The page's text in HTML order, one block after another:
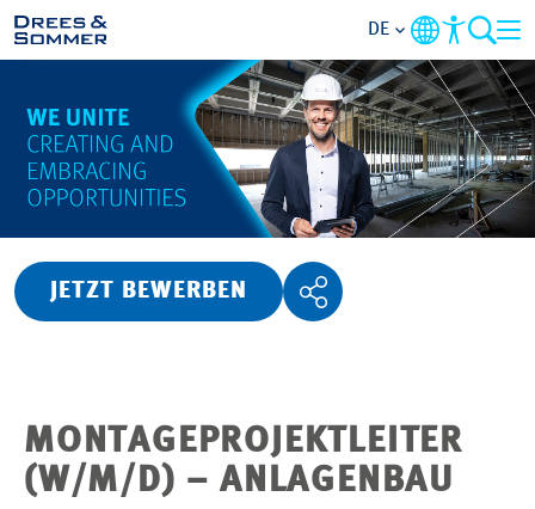
ÜBERSICHT
ÜBER UNS
TÄTIGKEITSBEREICHE
RUND UMS BEWERBEN
DE
JETZT BEWERBEN
MONTAGEPROJEKTLEITER
(W/M/D) – ANLAGENBAU